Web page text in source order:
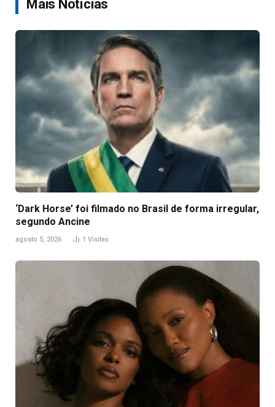
Mais Notícias
‘Dark Horse’ foi filmado no Brasil de forma irregular,
segundo Ancine
agosto 5, 2026 1 Visitas